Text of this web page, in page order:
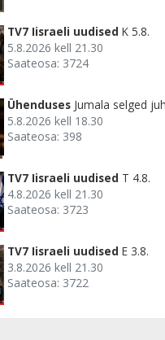
TV7 Iisraeli uudised K 5.8.
5.8.2026 kell 21.30
Saateosa: 3724
Ühenduses Jumala selged
5.8.2026 kell 18.30
Saateosa: 398
TV7 Iisraeli uudised T 4.8.
4.8.2026 kell 21.30
Saateosa: 3723
TV7 Iisraeli uudised E 3.8.
3.8.2026 kell 21.30
Saateosa: 3722